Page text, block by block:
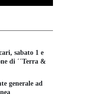
sabato 1 e
di ´´Terra &
generale ad